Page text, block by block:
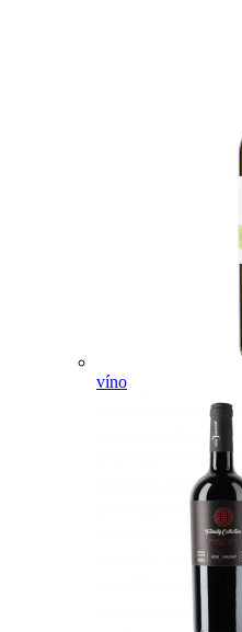
víno